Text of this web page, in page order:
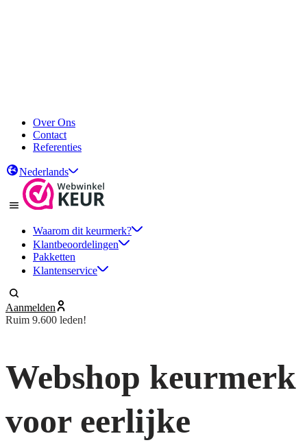
Over Ons
Contact
Referenties
Nederlands
Waarom dit keurmerk?
Klantbeoordelingen
Pakketten
Klantenservice
Aanmelden
Ruim 9.600 leden!
Webshop keurmerk
voor eerlijke